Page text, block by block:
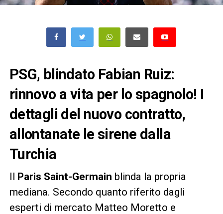
PSG, blindato Fabian Ruiz:
rinnovo a vita per lo spagnolo! I
dettagli del nuovo contratto,
allontanate le sirene dalla
Turchia
Il Paris Saint-Germain blinda la propria
mediana. Secondo quanto riferito dagli
esperti di mercato Matteo Moretto e